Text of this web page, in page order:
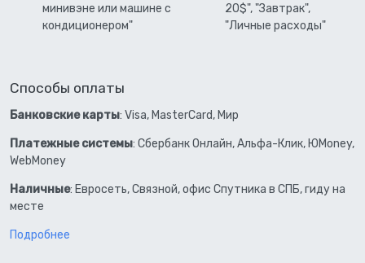
минивэне или машине с
кондиционером"
20$", "Завтрак",
"Личные расходы"
Способы оплаты
Банковские карты: Visa, MasterCard, Мир
Платежные системы: Сбербанк Онлайн, Альфа-Клик, ЮMoney,
WebMoney
Наличные: Евросеть, Связной, офис Спутника в СПБ, гиду на
месте
Подробнее